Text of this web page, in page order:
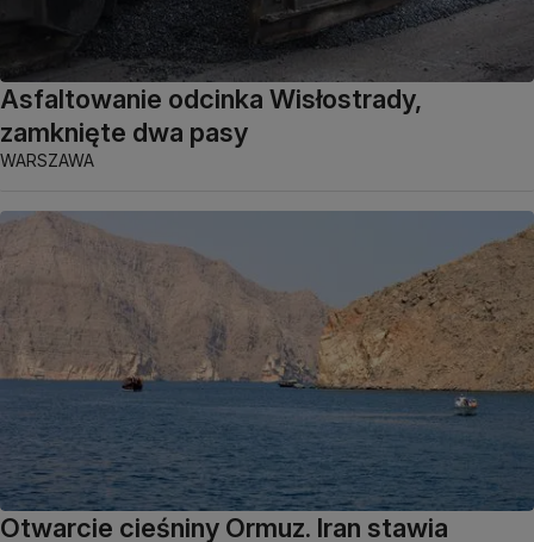
Asfaltowanie odcinka Wisłostrady,
zamknięte dwa pasy
WARSZAWA
Otwarcie cieśniny Ormuz. Iran stawia